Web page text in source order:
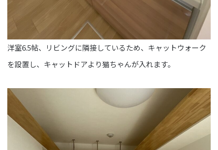
洋室6.5帖、リビングに隣接しているため、キャットウォーク
を設置し、キャットドアより猫ちゃんが入れます。